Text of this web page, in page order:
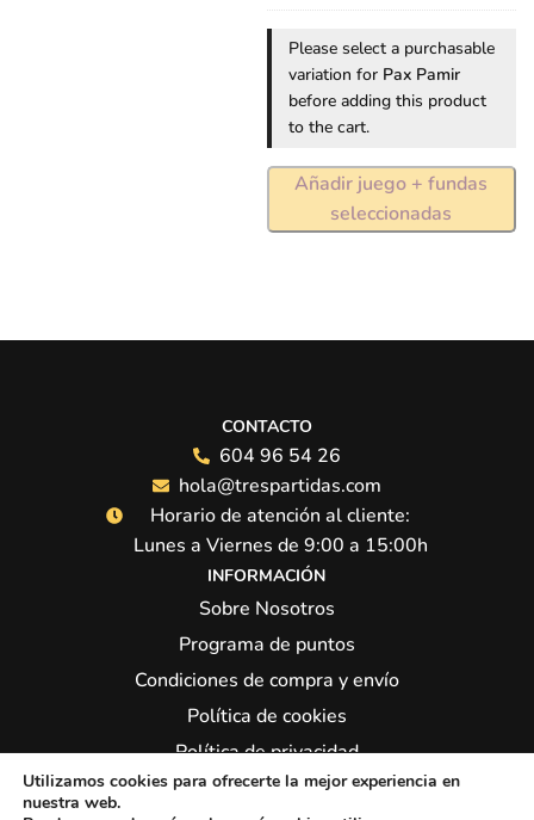
63,5x88
(ref:7077)
Please select a purchasable
variation for Pax Pamir
before adding this product
to the cart.
Añadir juego + fundas
seleccionadas
CONTACTO
604 96 54 26
hola@trespartidas.com
Horario de atención al cliente:
Lunes a Viernes de 9:00 a 15:00h
INFORMACIÓN
Sobre Nosotros
Programa de puntos
Condiciones de compra y envío
Política de cookies
Política de privacidad
Síguenos:
Utilizamos cookies para ofrecerte la mejor experiencia en
nuestra web.